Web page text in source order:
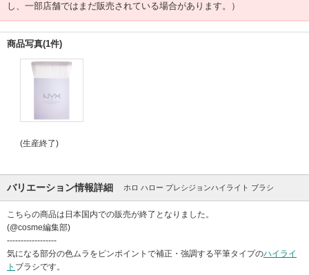
し、一部店舗ではまだ販売されている場合があります。）
商品写真(1件)
(生産終了)
バリエーション情報詳細 ホロ ハロー プレシジョンハイライト ブラシ
こちらの商品は日本国内での販売が終了となりました。
(@cosme編集部)
------------------
気になる部分の色ムラをピンポイントで補正・強調する平筆タイプのハイライ
ト ブラシです。